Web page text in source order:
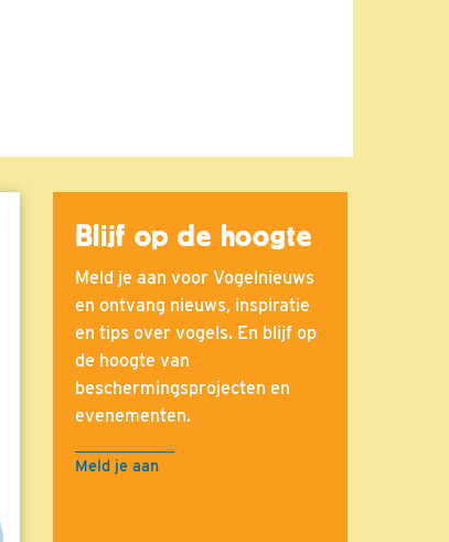
Blijf op de hoogte
Meld je aan voor Vogelnieuws
en ontvang nieuws, inspiratie
en tips over vogels. En blijf op
de hoogte van
beschermingsprojecten en
evenementen.
Meld je aan